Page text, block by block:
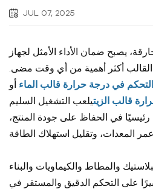
JUL 07, 2025
يصبح ضمان الأداء الأمثل لجهاز
أكثر أهمية من أي وقت مضى.
في درجة حرارة قالب الماء أو
قالب الزيتيلعب التشغيل السليم
في الحفاظ على جودة المنتج،
والمطاط والكيماويات والبناء
على التحكم الدقيق والمستقر في